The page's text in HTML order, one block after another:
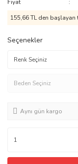
Fiyat
155,66 TL den başlayan
Seçenekler
Aynı gün kargo